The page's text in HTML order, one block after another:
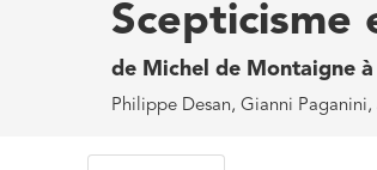
Scepticisme
de Michel de Montaigne à
Philippe Desan, Gianni